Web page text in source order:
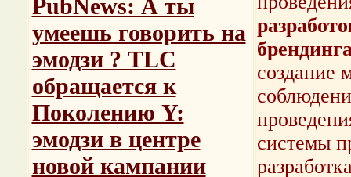
PubNews: А ты
умеешь говорить на
эмодзи ? TLC
обращается к
Поколению Y:
эмодзи в центре
новой кампании
создание
системы